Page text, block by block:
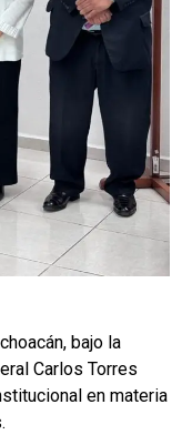
bajo la
Carlos Torres
en materia